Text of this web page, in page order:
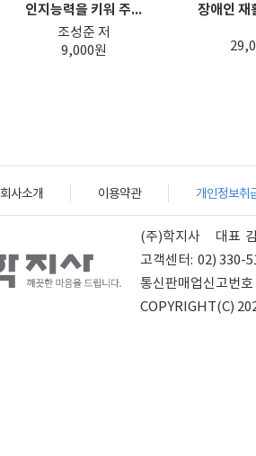
인지능력을 키워 주...
조성준 저
9,000원
장애인 재
회사소개 이용약관 개인정보취
(주)학지사 대표
고객센터: 02) 330-
통신판매업신고번호
COPYRIGHT(C)